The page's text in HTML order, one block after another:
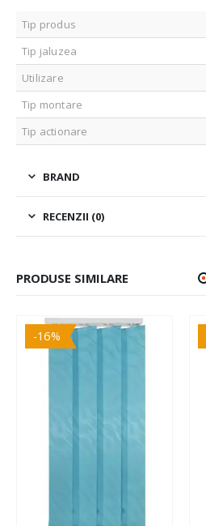
Tip produs
Tip jaluzea
Utilizare
Tip montare
Tip actionare
BRAND
RECENZII (0)
PRODUSE SIMILARE
-16%